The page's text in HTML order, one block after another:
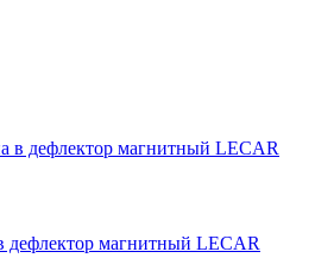
дефлектор магнитный LECAR